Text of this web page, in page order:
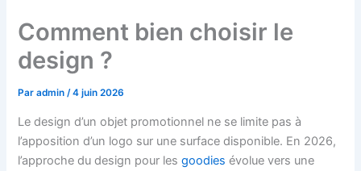
Comment bien choisir le
design ?
Paradmin/4 juin 2026
Le design d’un objet promotionnel ne se limite pas à
l’apposition d’un logo sur une surface disponible. En 2026,
l’approche du design pour lesgoodies évolue vers une